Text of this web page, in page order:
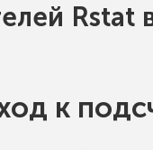
Rstat
к